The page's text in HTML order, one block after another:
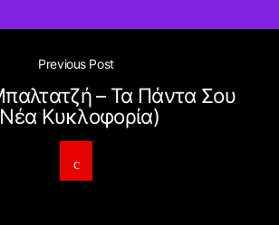
Previous Post
– Τα Πάντα Σου
Κυκλοφορία)